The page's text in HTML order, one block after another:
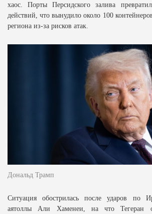
хаос. Порты Персидского залива
действий, что вынудило около 100
региона из-за рисков атак.
Дональд Трамп
Ситуация обострилась после ударов по
аятоллы Али Хаменеи, на что Тегеран